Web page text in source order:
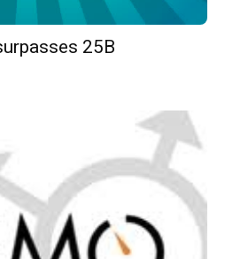
25B